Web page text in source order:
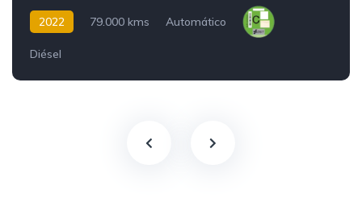
2022 79.000 kms Automático
Diésel